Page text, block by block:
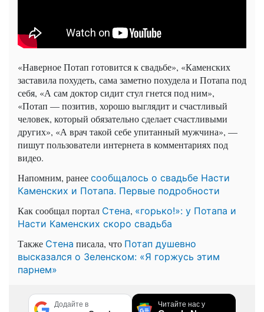
«Наверное Потап готовится к свадьбе», «Каменских
заставила похудеть, сама заметно похудела и Потапа под
себя, «А сам доктор сидит стул гнется под ним»,
«Потап — позитив, хорошо выглядит и счастливый
человек, который обязательно сделает счастливыми
других», «А врач такой себе упитанный мужчина», —
пишут пользователи интернета в комментариях под
видео.
Напомним, ранее сообщалось о свадьбе Насти
Каменских и Потапа. Первые подробности
Как сообщал портал Стена, «горько!»: у Потапа и
Насти Каменских скоро свадьба
Также Стена писала, что Потап душевно
высказался о Зеленском: «Я горжусь этим
парнем»
Додайте в Читайте нас у